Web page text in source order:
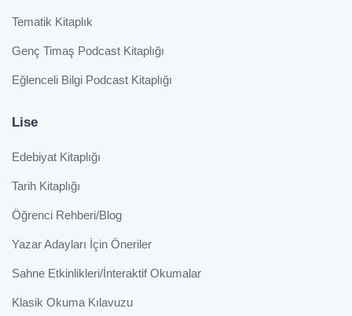
Tematik Kitaplık
Genç Timaş Podcast Kitaplığı
Eğlenceli Bilgi Podcast Kitaplığı
Lise
Edebiyat Kitaplığı
Tarih Kitaplığı
Öğrenci Rehberi/Blog
Yazar Adayları İçin Öneriler
Sahne Etkinlikleri/İnteraktif Okumalar
Klasik Okuma Kılavuzu